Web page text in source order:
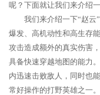
呢？下面就让我们来介绍
我们来介绍一下“赵云
爆发、高机动性和高生存
攻击造成额外的真实伤害
具备快速穿越地图的能力
内迅速击败敌人，同时也
常好操作的打野英雄之一。